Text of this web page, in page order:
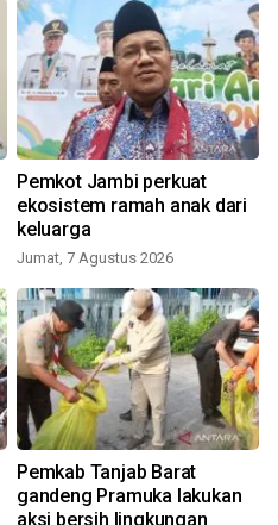
Pemkot Jambi perkuat
ekosistem ramah anak dari
keluarga
Jumat, 7 Agustus 2026
Pemkab Tanjab Barat
gandeng Pramuka lakukan
aksi bersih lingkungan